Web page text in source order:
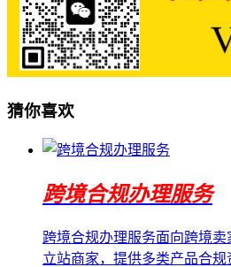
猜你喜欢
跨境合规办理服务
跨境合规办理服务面向跨境
立站商家，提供多类产品合规